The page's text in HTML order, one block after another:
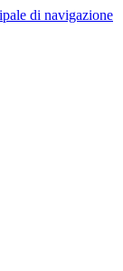
di navigazione